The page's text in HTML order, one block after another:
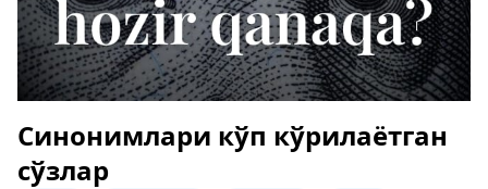
Синонимлари кўп кўрилаётган
сўзлар